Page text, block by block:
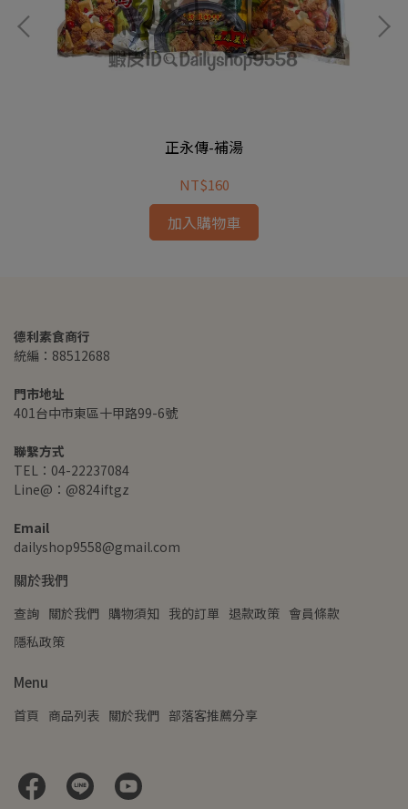
正永傳-補湯
NT$160
加入購物車
德利素食商行
統編：88512688
門市地址
401台中市東區十甲路99-6號
聯繫方式
TEL：04-22237084
Line@：@824iftgz
Email
dailyshop9558@gmail.com
關於我們
查詢 關於我們 購物須知 我的訂單 退款政策 會員條款
隱私政策
Menu
首頁 商品列表 關於我們 部落客推薦分享